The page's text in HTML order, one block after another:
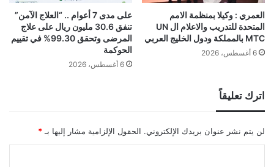
العمري : وكيلا بمنظمة الامم
المتحدة للتدريب والاعلام ال UN
MTC بالمملكة ودول الخليج العربي
6 أغسطس، 2026
على مدى 7 أعوام .. “العلاج الآمن”
تنفق 30.6 مليون ريال على علاج
المرضى وتحقق 99.30% في تقييم
الحوكمة
6 أغسطس، 2026
اترك تعليقاً
لن يتم نشر عنوان بريدك الإلكتروني. الحقول الإلزامية مشار إليها بـ *